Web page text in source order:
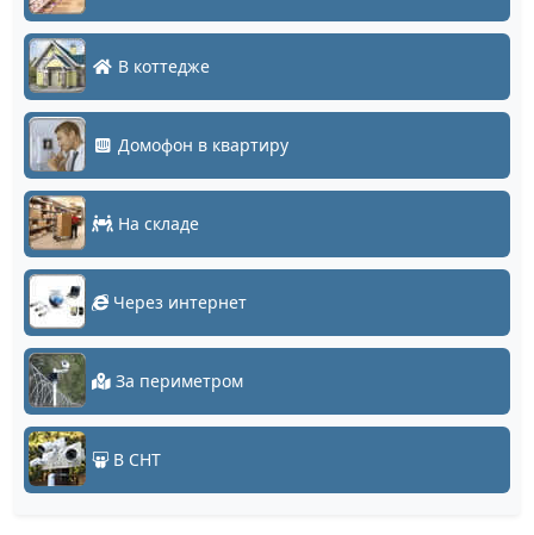
В коттедже
Домофон в квартиру
На складе
Через интернет
За периметром
В СНТ